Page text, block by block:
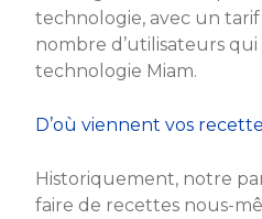
technologie, avec un
nombre d’utilisateurs qui
technologie Miam.
D’où viennent vos
Historiquement, notre
faire de recettes nous-